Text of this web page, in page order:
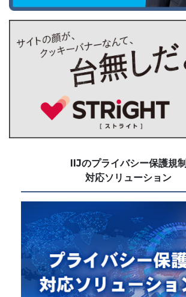
IIJのプライバシー保護規制
対応ソリューション